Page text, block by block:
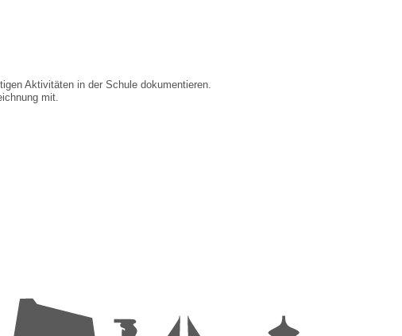
Aktivitäten in der Schule dokumentieren.
mit.